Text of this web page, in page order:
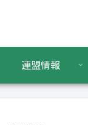
連盟情報